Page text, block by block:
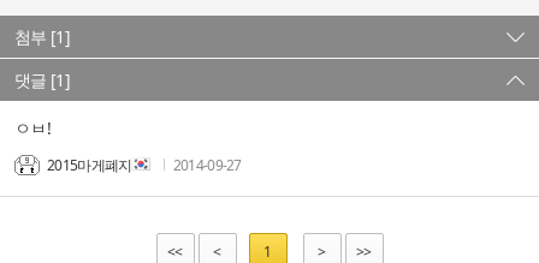
첨부 [1]
댓글 [1]
ㅇㅂ!
2015마게폐지 2014-09-27
<< < 1 > >>